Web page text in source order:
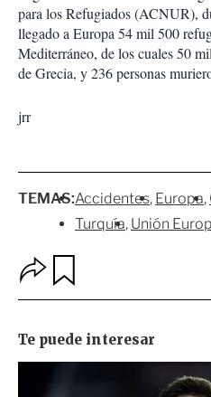
para los Refugiados (ACNUR),
llegado a Europa 54 mil 500
Mediterráneo, de los cuales 50
de Grecia, y 236 personas
jrr
TEMAS:Accidentes Europa
Turquía Unión
p
i
o
r